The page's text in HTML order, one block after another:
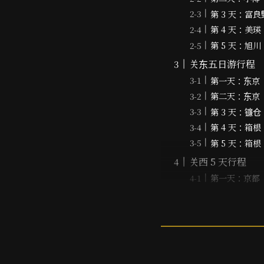
第 3 天：富良
第 4 天：美瑛
第 5 天：旭川
关东五日游行程
第一天：东京
第二天：东京
第 3 天：镰仓
第 4 天：箱根
第 5 天：箱根
关西 5 天行程
第一天：京都